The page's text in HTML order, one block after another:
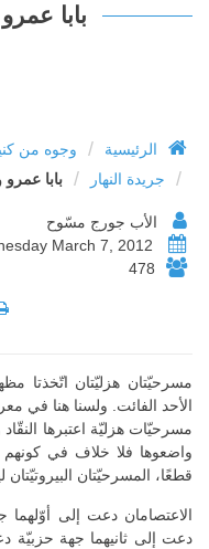
بابا
الرئيسية / وجوه من
/ جريدة النهار / بابا
الأب جورج مسّوح
478
مسرحيّتان هزليّتان اتّخذتا
الأحد الفائت. ولسنا هنا في
مسرحيّات هزليّة اعتبرها
واضعوها فلا خلاف في كونهم
قطعًا، المسرحيّتان البيروتيّتان
الاعتصامان دعت إلى أوّلهما
دعت إلى ثانيهما جهة حزبيّة